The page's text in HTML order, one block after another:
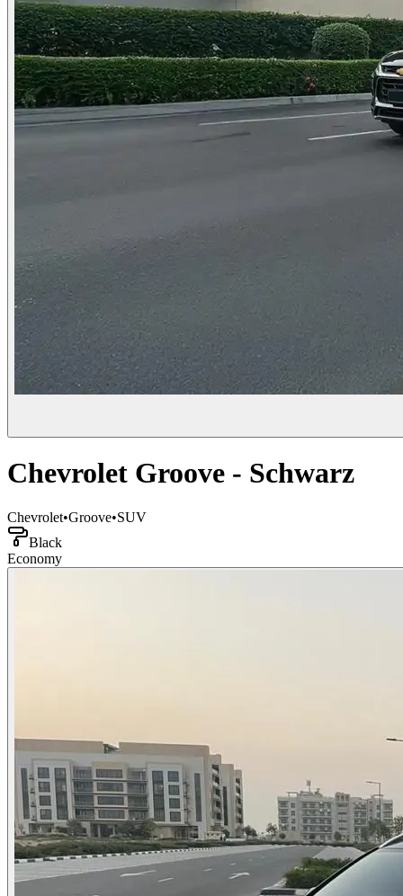
Chevrolet Groove - Schwarz
Chevrolet•Groove•SUV
Black
Economy